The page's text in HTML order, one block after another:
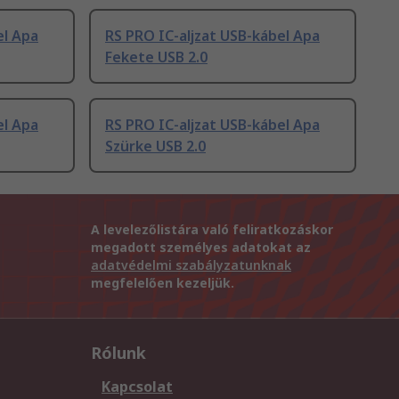
Apa
RS PRO IC-aljzat USB-kábel Apa
Fekete USB 2.0
Apa
RS PRO IC-aljzat USB-kábel Apa
Szürke USB 2.0
A levelezőlistára való feliratkozáskor
megadott személyes adatokat az
adatvédelmi szabályzatunknak
megfelelően kezeljük.
Rólunk
Kapcsolat